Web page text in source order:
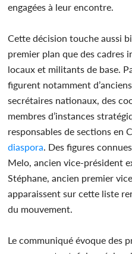
engagées à leur encontre.
Cette décision touche aussi
premier plan que des cadres
locaux et militants de base.
figurent notamment
secrétaires nationaux, des
membres d’instances
responsables de sections en
diaspora . Des figures
Melo, ancien vice-président
Stéphane, ancien premier
apparaissent sur cette liste
du mouvement.
Le communiqué évoque des